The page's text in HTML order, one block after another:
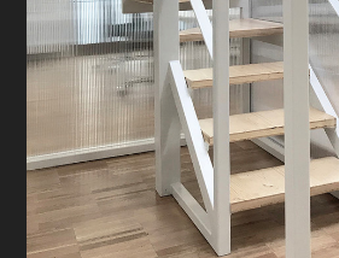
PRODOTTI
CONTATTO